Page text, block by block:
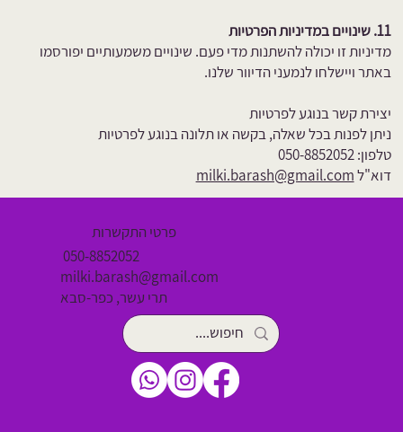
11. שינויים במדיניות הפרטיות
מדיניות זו יכולה להשתנות מדי פעם. שינויים משמעותיים יפורסמו
באתר ויישלחו לנמעני הדיוור שלנו.
יצירת קשר בנוגע לפרטיות
ניתן לפנות בכל שאלה, בקשה או תלונה בנוגע לפרטיות
טלפון: 050-8852052
דוא"לmilki.barash@gmail.com
פרטי התקשרות
050-8852052
milki.barash@gmail.com
תרי עשר, כפר-סבא